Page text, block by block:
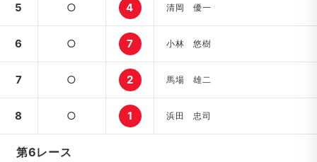
5 ○ 4 清岡 優一
6 ○ 7 小林 悠樹
7 ○ 2 馬場 雄二
8 ○ 1 浜田 忠司
第6レース